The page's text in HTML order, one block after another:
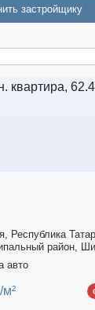
застройщику
Республика
район,
комплекс
авто
м²